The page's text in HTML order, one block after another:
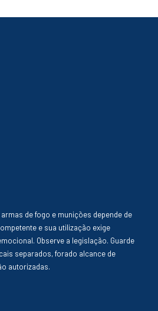
de fogo e munições depende de
e sua utilização exige
Observe a legislação. Guarde
separados, forado alcance de
autorizadas.